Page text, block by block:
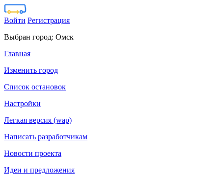
Войти Регистрация
Выбран город: Омск
Главная
Изменить город
Список остановок
Настройки
Легкая версия (wap)
Написать разработчикам
Новости проекта
Идеи и предложения